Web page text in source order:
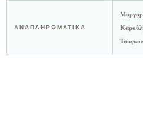
ΑΝΑΠΛΗΡΩΜΑΤΙΚΑ